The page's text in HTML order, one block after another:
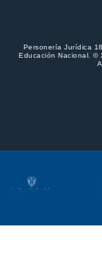
Personería Jurídica
Educación Nacional. ©